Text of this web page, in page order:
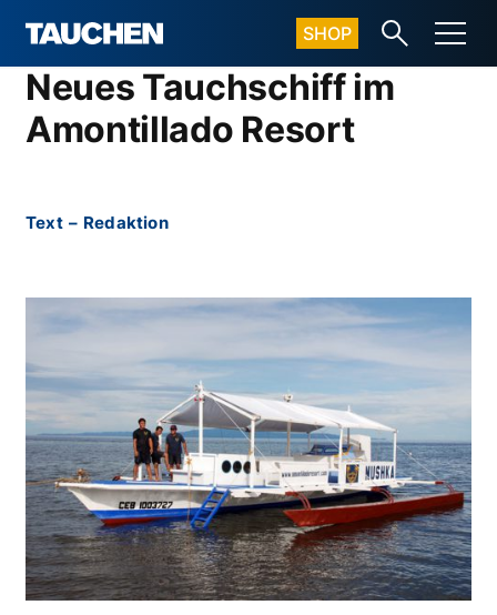
SHOP
Neues Tauchschiff im
Amontillado Resort
Text – Redaktion